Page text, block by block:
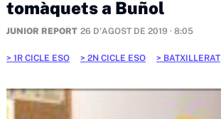
tomàquets a Buñol
JUNIOR REPORT 26 D'AGOST DE 2019 · 8:05
1R CICLE ESO 2N CICLE ESO BATXILLERAT